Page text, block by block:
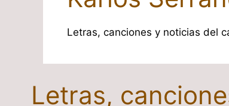
Letras, canciones y noticias del
Letras,